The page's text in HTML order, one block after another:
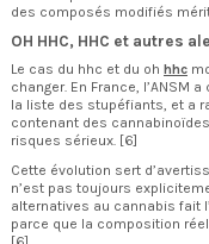
des composés modifiés
OH HHC, HHC et autres
Le cas du hhc et du oh hhc
changer. En France,
la liste des stupéfiants, et a
contenant des
risques sérieux. [6]
Cette évolution sert
n’est pas toujours
alternatives au cannabis fait
parce que la composition